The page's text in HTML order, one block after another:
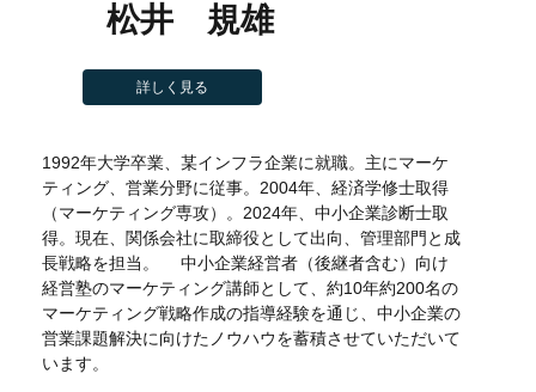
松井 規雄
詳しく見る
1992年大学卒業、某インフラ企業に就職。主にマーケ
ティング、営業分野に従事。2004年、経済学修士取得
（マーケティング専攻）。2024年、中小企業診断士取
得。現在、関係会社に取締役として出向、管理部門と成
長戦略を担当。 中小企業経営者（後継者含む）向け
経営塾のマーケティング講師として、約10年約200名の
マーケティング戦略作成の指導経験を通じ、中小企業の
営業課題解決に向けたノウハウを蓄積させていただいて
います。